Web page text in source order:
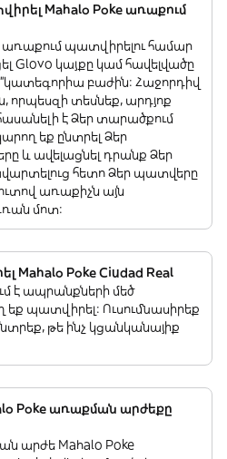
Mahalo Poke առաքում
առաքում պատվիրելու համար
Glovo կայքը կամ հավելվածը
բաժին: Հաջորդիվ
որպեսզի տեսնեք, արդյոք
է Ձեր տարածքում
եք ընտրել Ձեր
և ավելացնել դրանք Ձեր
հետո Ձեր պատվերը
առաքիչն այն
մոտ:
Mahalo Poke Ciudad Real
է ապրանքների մեծ
պատվիրել: Ուսումնասիրեք
թե ինչ կցանկանայիք
Poke առաքման արժեքը
արժե Mahalo Poke